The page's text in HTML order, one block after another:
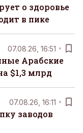
о здоровье
в пике
07.08.26, 16:51
Арабские
$1,3 млрд
07.08.26, 16:11
заводов